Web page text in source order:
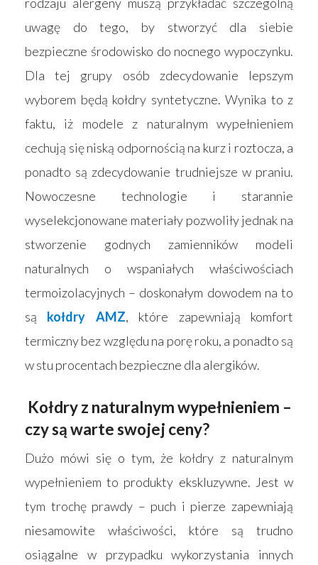
uwagę do tego, by stworzyć dla siebie
bezpieczne środowisko do nocnego wypoczynku.
Dla tej grupy osób zdecydowanie lepszym
wyborem będą kołdry syntetyczne. Wynika to z
faktu, iż modele z naturalnym wypełnieniem
cechują się niską odpornością na kurz i roztocza, a
ponadto są zdecydowanie trudniejsze w praniu.
Nowoczesne technologie i starannie
wyselekcjonowane materiały pozwoliły jednak na
stworzenie godnych zamienników modeli
naturalnych o wspaniałych właściwościach
termoizolacyjnych – doskonałym dowodem na to
są kołdry AMZ, które zapewniają komfort
termiczny bez względu na porę roku, a ponadto są
w stu procentach bezpieczne dla alergików.
Kołdry z naturalnym wypełnieniem –
czy są warte swojej ceny?
Dużo mówi się o tym, że kołdry z naturalnym
wypełnieniem to produkty ekskluzywne. Jest w
tym trochę prawdy – puch i pierze zapewniają
niesamowite właściwości, które są trudno
osiągalne w przypadku wykorzystania innych
Strona główna
Produkty
Materace
Łóżka
Akcesoria
Wyszukiwarka
Blog
Kontakt